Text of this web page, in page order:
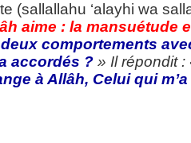
(sallallahu ‘alayhi wa
aime : la mansuétude
comportements
accordés ? » Il répondit :
à Allâh, Celui qui